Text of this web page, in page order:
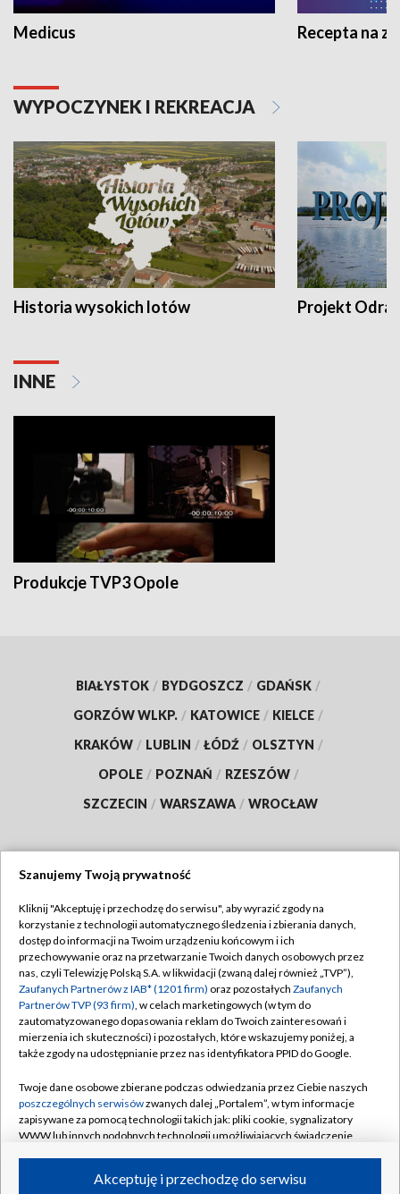
Medicus Recepta na
WYPOCZYNEK I REKREACJA
Historia wysokich lotów Projekt Odra
INNE
Produkcje TVP3 Opole
BIAŁYSTOK / BYDGOSZCZ / GDAŃSK /
GORZÓW WLKP. / KATOWICE / KIELCE /
KRAKÓW / LUBLIN / ŁÓDŹ / OLSZTYN /
OPOLE / POZNAŃ / RZESZÓW /
SZCZECIN / WARSZAWA / WROCŁAW
TVP
Abonament TVP
Emisja w TVP
Centrum informacji TVP
Naziemna Telewizja Cyfrowa
Rada Programowa
System NOS
Informacje o nadawcy
Program dla prasy
Regulamin TVP
Polityka prywatności
Moje zgody
Pomoc
Kontakt
Kanały
Szanujemy Twoją prywatność
Kliknij "Akceptuję i przechodzę do serwisu", aby wyrazić zgody na
korzystanie z technologii automatycznego śledzenia i zbierania danych,
dostęp do informacji na Twoim urządzeniu końcowym i ich
przechowywanie oraz na przetwarzanie Twoich danych osobowych przez
nas, czyli Telewizję Polską S.A. w likwidacji (zwaną dalej również „TVP”),
Zaufanych Partnerów z IAB* (1201 firm) oraz pozostałych Zaufanych
Partnerów TVP (93 firm), w celach marketingowych (w tym do
zautomatyzowanego dopasowania reklam do Twoich zainteresowań i
mierzenia ich skuteczności) i pozostałych, które wskazujemy poniżej, a
także zgody na udostępnianie przez nas identyfikatora PPID do Google.
Twoje dane osobowe zbierane podczas odwiedzania przez Ciebie naszych
poszczególnych serwisówzwanych dalej „Portalem”, w tym informacje
zapisywane za pomocą technologii takich jak: pliki cookie, sygnalizatory
WWW lub innych podobnych technologii umożliwiających świadczenie
ruchu w Internecie.Akceptuję i przechodzę do serwisu